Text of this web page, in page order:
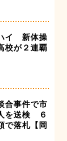
イ 新体操
校が２連覇
合事件で市
を送検 ６
で落札【岡